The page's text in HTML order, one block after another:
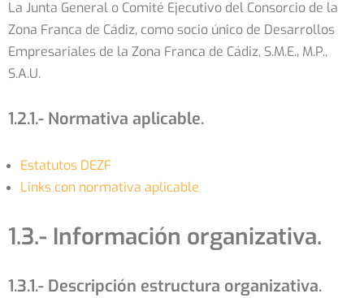
La Junta General o Comité Ejecutivo del Consorcio de la
Zona Franca de Cádiz, como socio único de Desarrollos
Empresariales de la Zona Franca de Cádiz, S.M.E., M.P.,
S.A.U.
1.2.1.- Normativa aplicable.
Estatutos DEZF
Links con normativa aplicable
1.3.- Información organizativa.
1.3.1.- Descripción estructura organizativa.